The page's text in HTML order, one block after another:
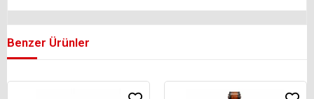
Benzer Ürünler